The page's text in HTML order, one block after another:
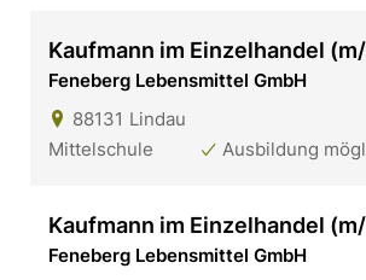
Kaufmann im Einzelhandel
Feneberg Lebensmittel GmbH
88131 Lindau
Mittelschule
Ausbildung
Kaufmann im Einzelhandel
Feneberg Lebensmittel GmbH